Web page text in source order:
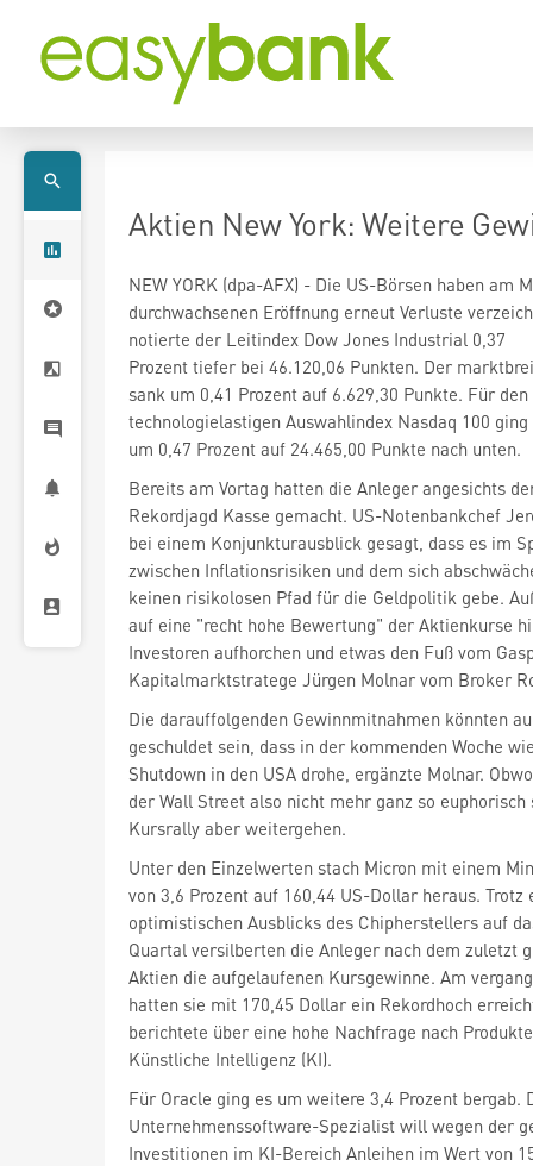
Aktien New York: Weitere
NEW YORK (dpa-AFX) - Die US-Börsen haben am
durchwachsenen Eröffnung erneut Verluste
notierte der Leitindex Dow Jones Industrial 0,37
sank um 0,41 Prozent auf 6.629,30 Punkte. Für den
technologielastigen Auswahlindex Nasdaq 100 ging
um 0,47 Prozent auf 24.465,00 Punkte nach unten.
Bereits am Vortag hatten die Anleger angesichts
Rekordjagd Kasse gemacht. US-Notenbankchef
bei einem Konjunkturausblick gesagt, dass es im
zwischen Inflationsrisiken und dem sich
keinen risikolosen Pfad für die Geldpolitik gebe.
auf eine "recht hohe Bewertung" der Aktienkurse
Investoren aufhorchen und etwas den Fuß vom
Kapitalmarktstratege Jürgen Molnar vom Broker
Die darauffolgenden Gewinnmitnahmen könnten
geschuldet sein, dass in der kommenden Woche
Shutdown in den USA drohe, ergänzte Molnar.
der Wall Street also nicht mehr ganz so
Kursrally aber weitergehen.
Unter den Einzelwerten stach Micron mit einem
von 3,6 Prozent auf 160,44 US-Dollar heraus. Trotz
optimistischen Ausblicks des Chipherstellers auf
Quartal versilberten die Anleger nach dem zuletzt
Aktien die aufgelaufenen Kursgewinne. Am
hatten sie mit 170,45 Dollar ein Rekordhoch
berichtete über eine hohe Nachfrage nach
Künstliche Intelligenz (KI).
Für Oracle ging es um weitere 3,4 Prozent bergab.
Unternehmenssoftware-Spezialist will wegen der
Investitionen im KI-Bereich Anleihen im Wert von